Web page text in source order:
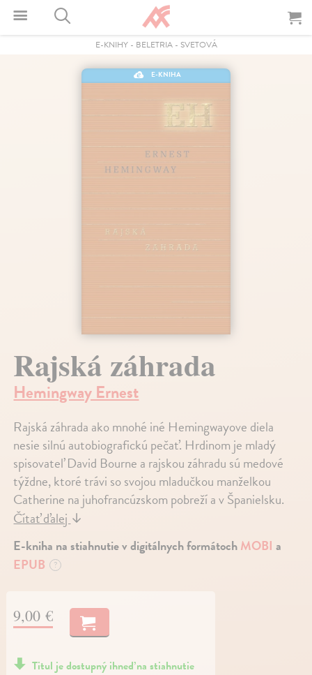
E-KNIHY- BELETRIA- SVETOVÁ
E-KNIHA
Rajská záhrada
Hemingway Ernest
Rajská záhrada ako mnohé iné Hemingwayove diela
nesie silnú autobiografickú pečať. Hrdinom je mladý
spisovateľ David Bourne a rajskou záhradu sú medové
týždne, ktoré trávi so svojou mladučkou manželkou
Catherine na juhofrancúzskom pobreží a v Španielsku.
Čítať ďalej ↓
E-kniha na stiahnutie v digitálnych formátochMOBI a
EPUB
?
9,00 €
Titul je dostupný ihneď na stiahnutie